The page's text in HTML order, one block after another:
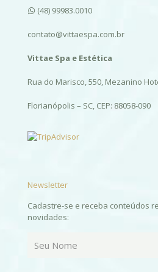
(48) 99983.0010
contato@vittaespa.com.br
Vittae Spa e Estética
Rua do Marisco, 550, Mezanino
Florianópolis – SC, CEP: 88058-090
Newsletter
Cadastre-se e receba conteúdos
novidades: